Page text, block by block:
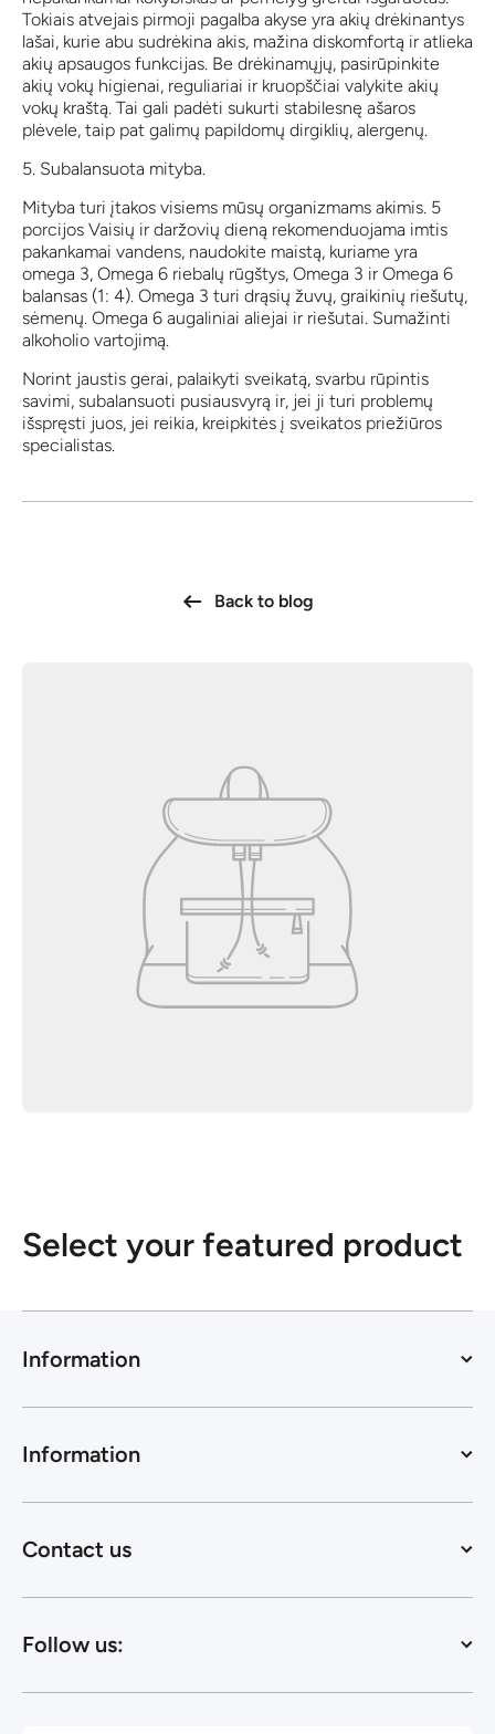
Tokiais atvejais pirmoji pagalba akyse yra akių drėkinantys
lašai, kurie abu sudrėkina akis, mažina diskomfortą ir atlieka
akių apsaugos funkcijas. Be drėkinamųjų, pasirūpinkite
akių vokų higienai, reguliariai ir kruopščiai valykite akių
vokų kraštą. Tai gali padėti sukurti stabilesnę ašaros
plėvele, taip pat galimų papildomų dirgiklių, alergenų.
5. Subalansuota mityba.
Mityba turi įtakos visiems mūsų organizmams akimis. 5
porcijos Vaisių ir daržovių dieną rekomenduojama imtis
pakankamai vandens, naudokite maistą, kuriame yra
omega 3, Omega 6 riebalų rūgštys, Omega 3 ir Omega 6
balansas (1: 4). Omega 3 turi drąsių žuvų, graikinių riešutų,
sėmenų. Omega 6 augaliniai aliejai ir riešutai. Sumažinti
alkoholio vartojimą.
Norint jaustis gerai, palaikyti sveikatą, svarbu rūpintis
savimi, subalansuoti pusiausvyrą ir, jei ji turi problemų
išspręsti juos, jei reikia, kreipkitės į sveikatos priežiūros
specialistas.
Back to blog
Select your featured product
Information
Information
Contact us
Follow us: